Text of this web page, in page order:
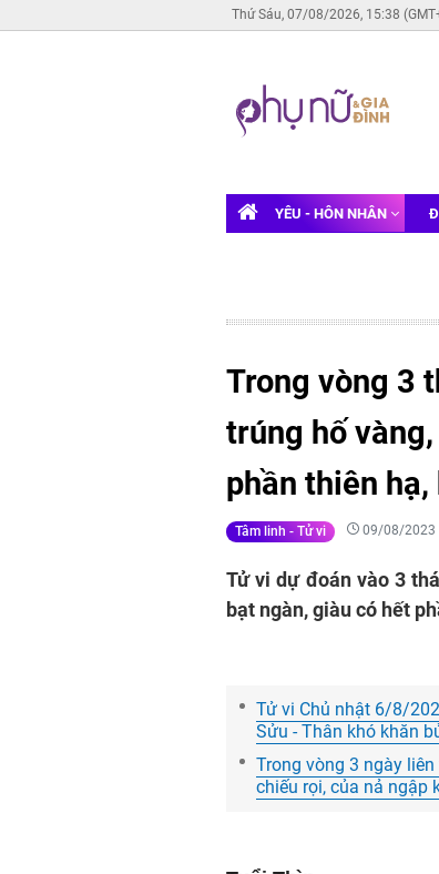
Thứ Sáu, 07/08/2026, 15:38
YÊU - HÔN NHÂN
Trong vòng 3
trúng hố
phần thiên
Tâm linh - Tử vi 09/08/2023
Tử vi dự đoán vào 3
bạt ngàn, giàu có hết
Tử vi Chủ nhật 6/8/
Sửu - Thân khó khăn
Trong vòng 3 ngày
chiếu rọi, của nả ngập